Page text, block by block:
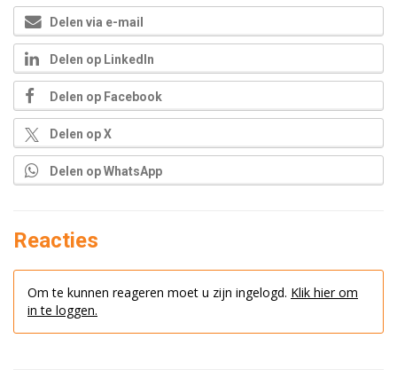
Delen via e-mail
Delen op LinkedIn
Delen op Facebook
Delen op X
Delen op WhatsApp
Reacties
Om te kunnen reageren moet u zijn ingelogd. Klik hier om
in te loggen.